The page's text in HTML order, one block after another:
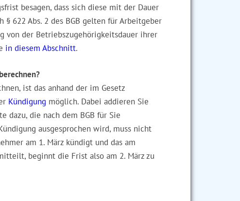
besagen, dass sich diese mit der Dauer
622 Abs. 2 des BGB gelten für Arbeitgeber
von der Betriebszugehörigkeitsdauer ihrer
in diesem Abschnitt.
ist das anhand der im Gesetz
Kündigung möglich. Dabei addieren Sie
dazu, die nach dem BGB für Sie
ausgesprochen wird, muss nicht
am 1. März kündigt und das am
beginnt die Frist also am 2. März zu